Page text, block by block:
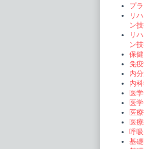
プ
リ
ン
リ
ン
保
免
内
内
医
医
医
医
呼
基